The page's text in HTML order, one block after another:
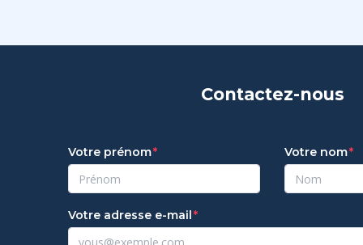
Contactez-nous
Votre prénom Votre nom
Votre adresse e-mail